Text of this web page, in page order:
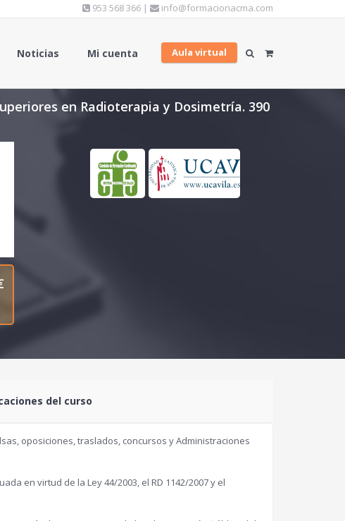
953 568 366 | info@formacionacma.com
Noticias Mi cuenta Aula virtual
en Radioterapia y Dosimetría. 390
p
del curso
oposiciones, traslados, concursos y Administraciones
en virtud de la Ley 44/2003, el RD 1142/2007 y el